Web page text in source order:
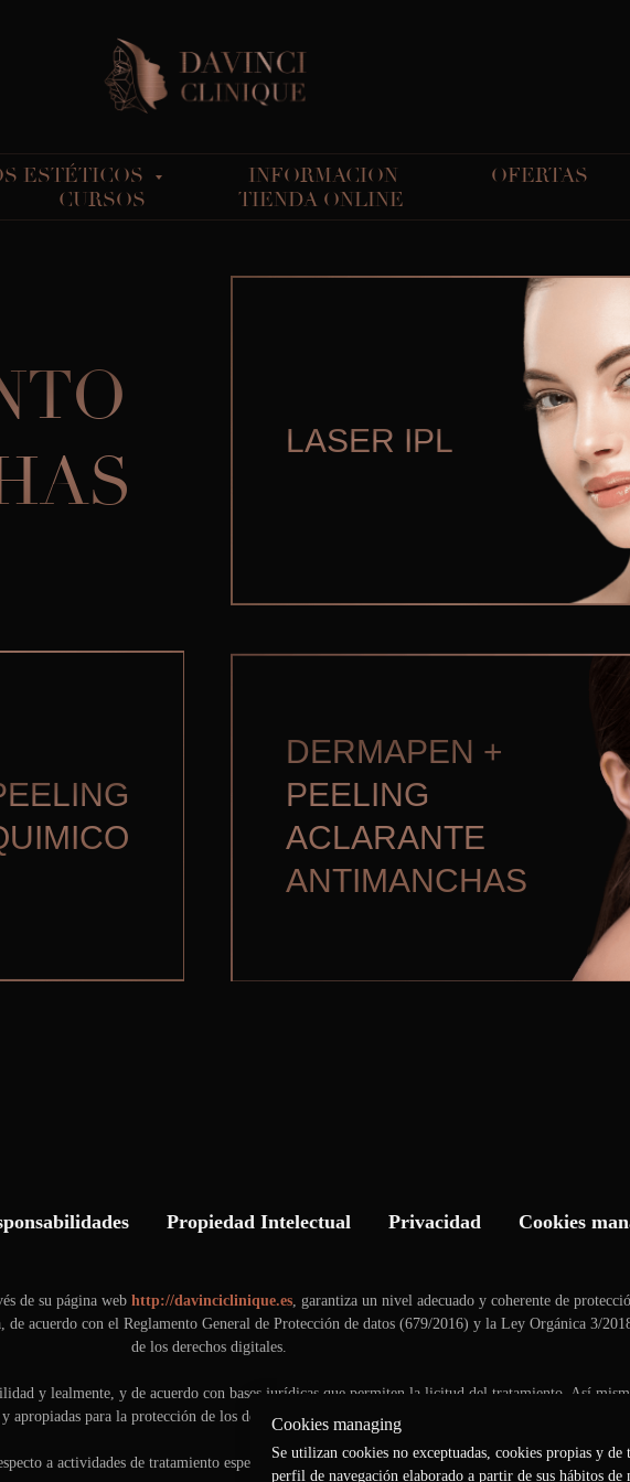
ESTÉTICOS INFORMACION OFERTAS
CURSOS
TIENDA ONLINE
LASER IPL
DERMAPEN +
PEELING
ACLARANTE
ANTIMANCHAS
Cookies managing
Se utilizan cookies no exceptuadas, cookies propias y de
perfil de navegación elaborado a partir de sus hábitos
Propiedad Intelectual Privacidad Cookies
de su página web http://davinciclinique.es, garantiza un nivel adecuado y coherente de
de acuerdo con el Reglamento General de Protección de datos (679/2016) y la Ley Orgánica 3/
de los derechos digitales.
y lealmente, y de acuerdo con bases jurídicas que permiten la licitud del tratamiento. Así
apropiadas para la protección de los derechos y libertades de las personas interesadas.
a actividades de tratamiento específicas, realizadas a través de su sitio web:http://